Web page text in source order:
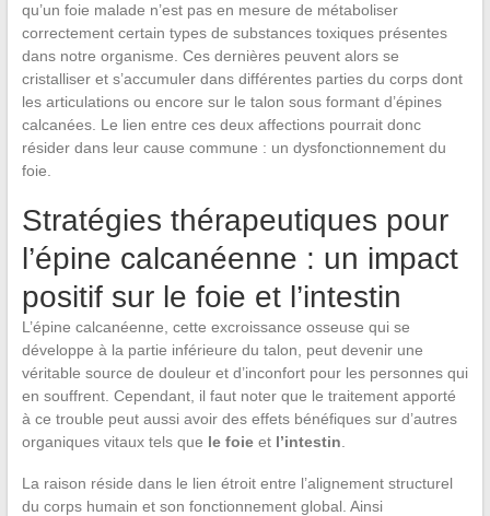
qu’un foie malade n’est pas en mesure de métaboliser
correctement certain types de substances toxiques présentes
dans notre organisme. Ces dernières peuvent alors se
cristalliser et s’accumuler dans différentes parties du corps dont
les articulations ou encore sur le talon sous formant d’épines
calcanées. Le lien entre ces deux affections pourrait donc
résider dans leur cause commune : un dysfonctionnement du
foie.
Stratégies thérapeutiques pour
l’épine calcanéenne : un impact
positif sur le foie et l’intestin
L’épine calcanéenne, cette excroissance osseuse qui se
développe à la partie inférieure du talon, peut devenir une
véritable source de douleur et d’inconfort pour les personnes qui
en souffrent. Cependant, il faut noter que le traitement apporté
à ce trouble peut aussi avoir des effets bénéfiques sur d’autres
organiques vitaux tels que le foieet l’intestin
La raison réside dans le lien étroit entre l’alignement structurel
du corps humain et son fonctionnement global. Ainsi